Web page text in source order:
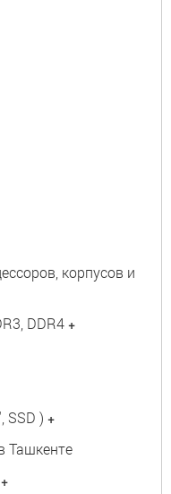
корпусов и
DDR4 +
SSD ) +
Ташкенте
+